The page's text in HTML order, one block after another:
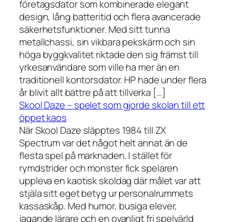
företagsdator som kombinerade elegant
design, lång batteritid och flera avancerade
säkerhetsfunktioner. Med sitt tunna
metallchassi, sin vikbara pekskärm och sin
höga byggkvalitet riktade den sig främst till
yrkesanvändare som ville ha mer än en
traditionell kontorsdator. HP hade under flera
år blivit allt bättre på att tillverka […]
Skool Daze – spelet som gjorde skolan till ett
öppet kaos
När Skool Daze släpptes 1984 till ZX
Spectrum var det något helt annat än de
flesta spel på marknaden. I stället för
rymdstrider och monster fick spelaren
uppleva en kaotisk skoldag där målet var att
stjäla sitt eget betyg ur personalrummets
kassaskåp. Med humor, busiga elever,
jagande lärare och en ovanligt fri spelvärld